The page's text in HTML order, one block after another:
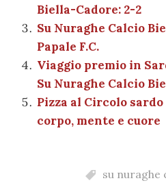
k
Biella-Cadore: 2-2
Su Nuraghe Calcio
Papale F.C.
Viaggio premio in
Su Nuraghe Calcio
Pizza al Circolo
corpo, mente e cuore
su nuraghe